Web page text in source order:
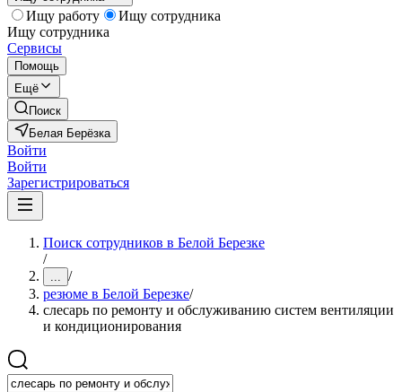
Ищу работу
Ищу сотрудника
Ищу сотрудника
Сервисы
Помощь
Ещё
Поиск
Белая Берёзка
Войти
Войти
Зарегистрироваться
Поиск сотрудников в Белой Березке
/
... /
резюме в Белой Березке/
слесарь по ремонту и обслуживанию систем вентиляции
и кондиционирования